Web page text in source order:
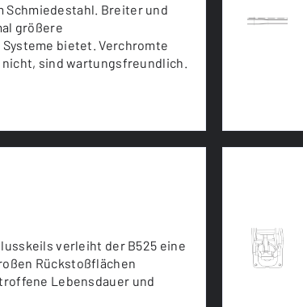
Schmiedestahl. Breiter und
größere
bietet. Verchromte
sind wartungsfreundlich.
verleiht der B525 eine
Rückstoßflächen
Lebensdauer und